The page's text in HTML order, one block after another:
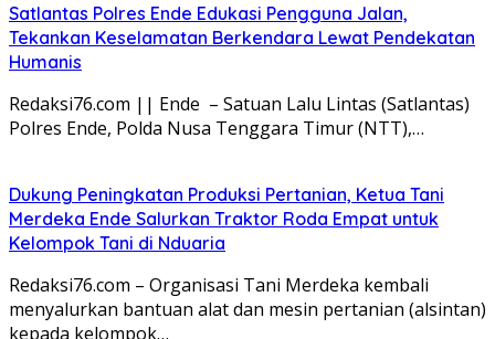
Satlantas Polres Ende Edukasi Pengguna Jalan,
Tekankan Keselamatan Berkendara Lewat Pendekatan
Humanis
Redaksi76.com || Ende – Satuan Lalu Lintas (Satlantas)
Polres Ende, Polda Nusa Tenggara Timur (NTT),…
Dukung Peningkatan Produksi Pertanian, Ketua Tani
Merdeka Ende Salurkan Traktor Roda Empat untuk
Kelompok Tani di Nduaria
Redaksi76.com – Organisasi Tani Merdeka kembali
menyalurkan bantuan alat dan mesin pertanian (alsintan)
kepada kelompok…